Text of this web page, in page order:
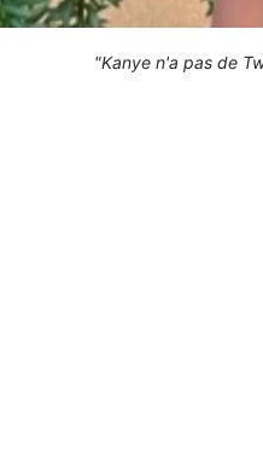
"Kanye n'a pas de